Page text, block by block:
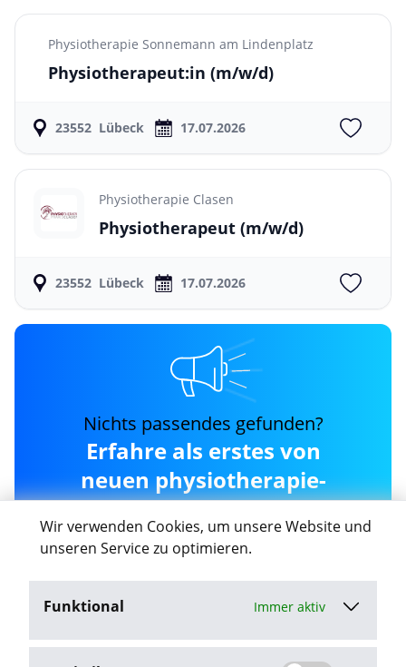
Wir verwenden Cookies, um unsere Website und
unseren Service zu optimieren.
Funktional Immer aktiv
Physiotherapie Sonnemann am Lindenplatz
Physiotherapeut:in (m/w/d)
23552 Lübeck 17.07.2026
Physiotherapie Clasen
Physiotherapeut (m/w/d)
23552 Lübeck 17.07.2026
Nichts passendes gefunden?
Erfahre als erstes von
neuen physiotherapie-
sonnemann-am-
lindenplatz Jobs in Lübeck